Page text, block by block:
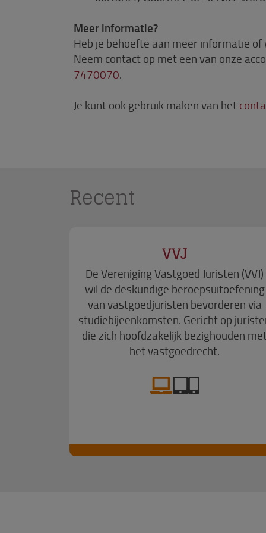
Meer informatie?
Heb je behoefte aan meer informatie
Neem contact op met een van onze
7470070.
Je kunt ook gebruik maken van het
Recent
VVJ
De Vereniging Vastgoed Juristen (VVJ)
wil de deskundige beroepsuitoefening
van vastgoedjuristen bevorderen via
studiebijeenkomsten. Gericht op
die zich hoofdzakelijk bezighouden
het vastgoedrecht.